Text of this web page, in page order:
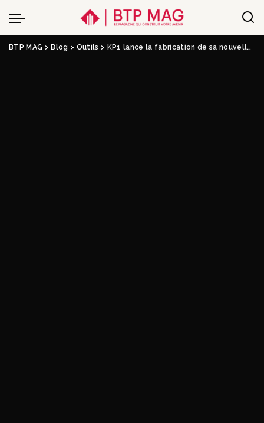
BTP MAG > Blog > Outils > KP1 lance la fabrication de sa nouvelle dalle alvéolée DSL 40 à l’usine de Ciel (71) : un investissement industriel de 300.000 euros